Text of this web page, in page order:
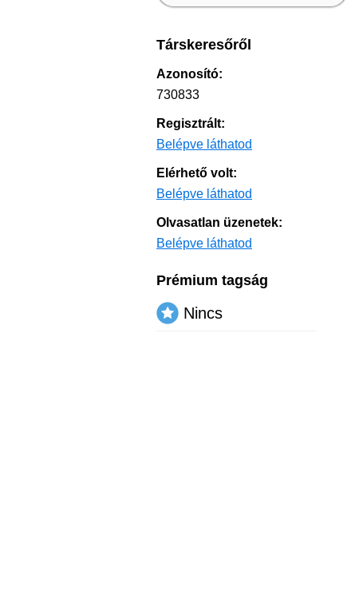
Társkeresőről
Azonosító:
730833
Regisztrált:
Belépve láthatod
Elérhető volt:
Belépve láthatod
Olvasatlan üzenetek:
Belépve láthatod
Prémium tagság
Nincs